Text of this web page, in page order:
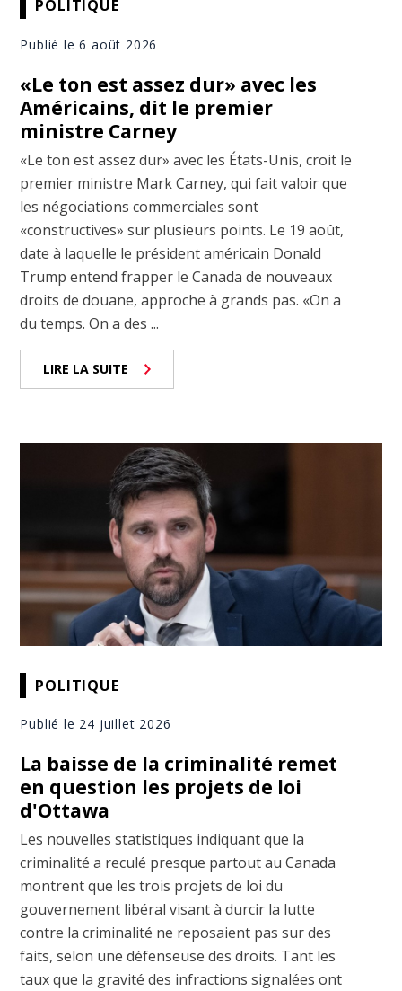
POLITIQUE
Publié le 6 août 2026
«Le ton est assez dur» avec les
Américains, dit le premier
ministre Carney
«Le ton est assez dur» avec les États-Unis, croit le
premier ministre Mark Carney, qui fait valoir que
les négociations commerciales sont
«constructives» sur plusieurs points. Le 19 août,
date à laquelle le président américain Donald
Trump entend frapper le Canada de nouveaux
droits de douane, approche à grands pas. «On a
du temps. On a des ...
LIRE LA SUITE
POLITIQUE
Publié le 24 juillet 2026
La baisse de la criminalité remet
en question les projets de loi
d'Ottawa
Les nouvelles statistiques indiquant que la
criminalité a reculé presque partout au Canada
montrent que les trois projets de loi du
gouvernement libéral visant à durcir la lutte
contre la criminalité ne reposaient pas sur des
faits, selon une défenseuse des droits. Tant les
taux que la gravité des infractions signalées ont